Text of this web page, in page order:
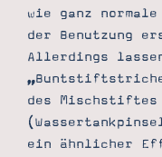
wie ganz
der Benutzung
Allerdings
des Mischstiftes
ein ähnlicher